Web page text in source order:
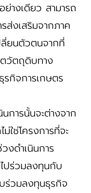
างเดียว สามารถ
ส่งเสริมจากภาค
ลี่ยนตัวตนจากที่
วัตถุดิบทาง
รกิจการเกษตร
การนั้นจะต่างจาก
ใช่โครงการที่จะ
งดำเนินการ
ไปร่วมลงทุนกับ
ร่วมลงทุนธุรกิจ